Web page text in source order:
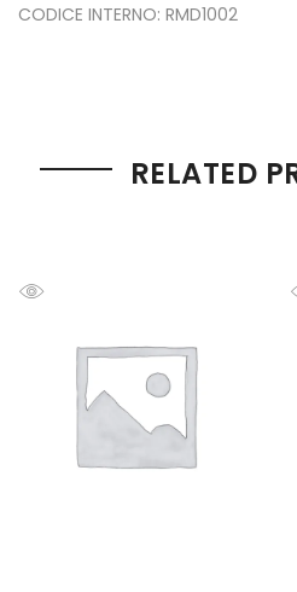
CODICE INTERNO: RMD1002
RELATED